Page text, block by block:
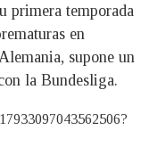
primera temporada
en
supone un
la Bundesliga.